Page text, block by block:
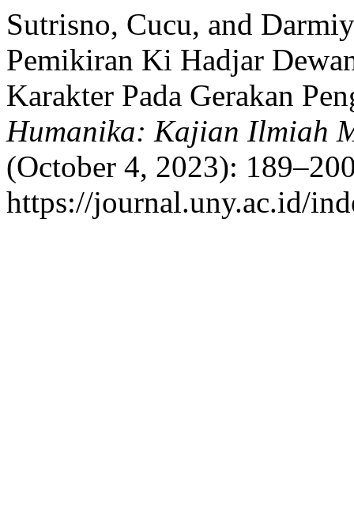
Sutrisno, Cucu, and
Pemikiran Ki Hadjar
Karakter Pada Gerakan
Humanika: Kajian Ilmiah
(October 4, 2023):
https://journal.uny.ac.id/